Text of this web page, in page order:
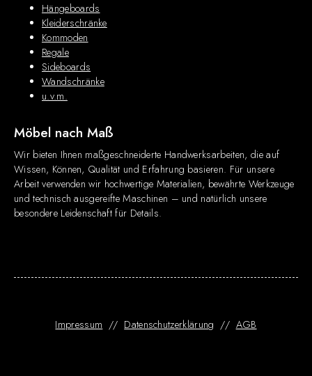
Hängeboards
Kleiderschränke
Kommoden
Regale
Sideboards
Wandschränke
u.v.m.
Möbel nach Maß
Wir bieten Ihnen maßgeschneiderte Handwerksarbeiten, die auf
Wissen, Können, Qualität und Erfahrung basieren. Für unsere
Arbeit verwenden wir hochwertige Materialien, bewährte Werkzeuge
und technisch ausgereifte Maschinen – und natürlich unsere
besondere Leidenschaft für Details.
Impressum // Datenschutzerklärung // AGB